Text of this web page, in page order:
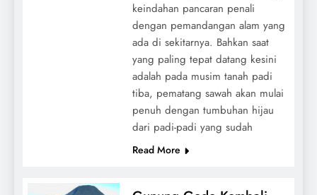
keindahan pancaran penali
dengan pemandangan alam yang
ada di sekitarnya. Bahkan saat
yang paling tepat datang kesini
adalah pada musim tanah padi
tiba, pematang sawah akan mulai
penuh dengan tumbuhan hijau
dari padi-padi yang sudah
Read More